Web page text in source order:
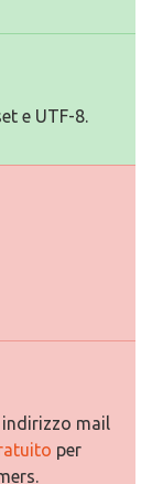
e UTF-8.
mail
per